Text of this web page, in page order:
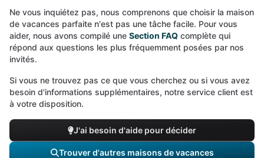
Ne vous inquiétez pas, nous comprenons que choisir la maison
de vacances parfaite n'est pas une tâche facile. Pour vous
aider, nous avons compilé une Section FAQ complète qui
répond aux questions les plus fréquemment posées par nos
invités.
Si vous ne trouvez pas ce que vous cherchez ou si vous avez
besoin d'informations supplémentaires, notre service client est
à votre disposition.
J'ai besoin d'aide pour décider
Trouver d'autres maisons de vacances